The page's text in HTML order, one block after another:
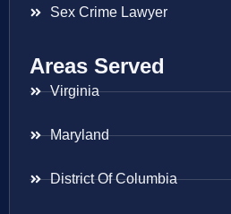
Sex Crime Lawyer
Areas Served
Virginia
Maryland
District Of Columbia